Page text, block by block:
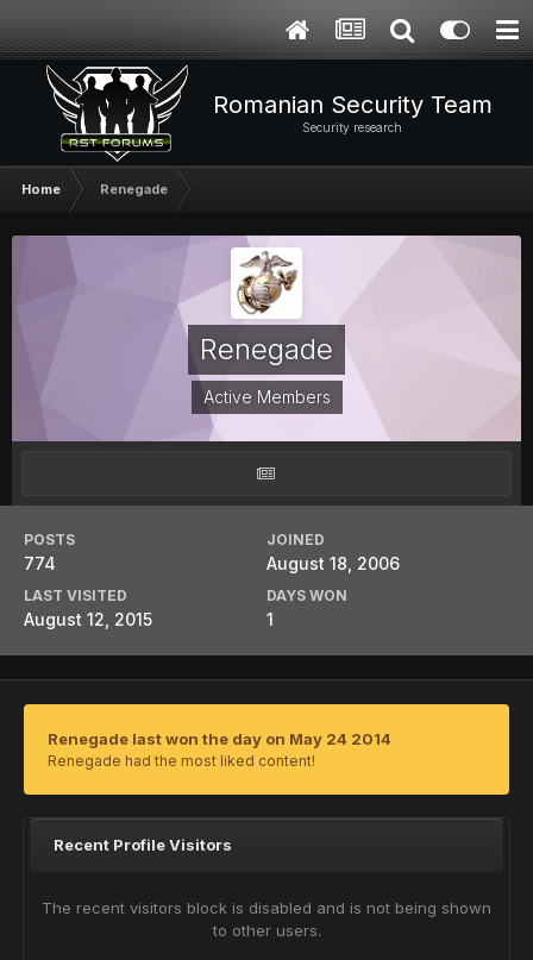
Romanian Security Team
Security research
Home Renegade
Renegade
Active Members
POSTS
774
JOINED
August 18, 2006
LAST VISITED
August 12, 2015
DAYS WON
1
Renegade last won the day on May 24 2014
Renegade had the most liked content!
Recent Profile Visitors
The recent visitors block is disabled and is not being shown
to other users.